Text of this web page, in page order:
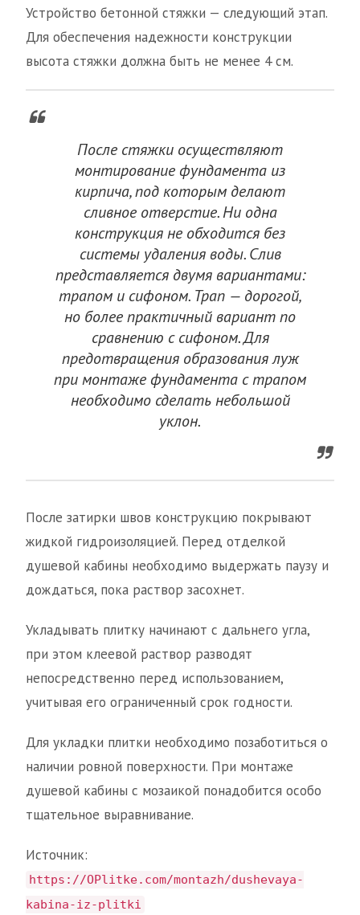
Устройство бетонной стяжки — следующий этап.
Для обеспечения надежности конструкции
высота стяжки должна быть не менее 4 см.
После стяжки осуществляют
монтирование фундамента из
кирпича, под которым делают
сливное отверстие. Ни одна
конструкция не обходится без
системы удаления воды. Слив
представляется двумя вариантами:
трапом и сифоном. Трап — дорогой,
но более практичный вариант по
сравнению с сифоном. Для
предотвращения образования луж
при монтаже фундамента с трапом
необходимо сделать небольшой
уклон.
После затирки швов конструкцию покрывают
жидкой гидроизоляцией. Перед отделкой
душевой кабины необходимо выдержать паузу и
дождаться, пока раствор засохнет.
Укладывать плитку начинают с дальнего угла,
при этом клеевой раствор разводят
непосредственно перед использованием,
учитывая его ограниченный срок годности.
Для укладки плитки необходимо позаботиться о
наличии ровной поверхности. При монтаже
душевой кабины с мозаикой понадобится особо
тщательное выравнивание.
Источник:
https://OPlitke.com/montazh/dushevaya-
kabina-iz-plitki